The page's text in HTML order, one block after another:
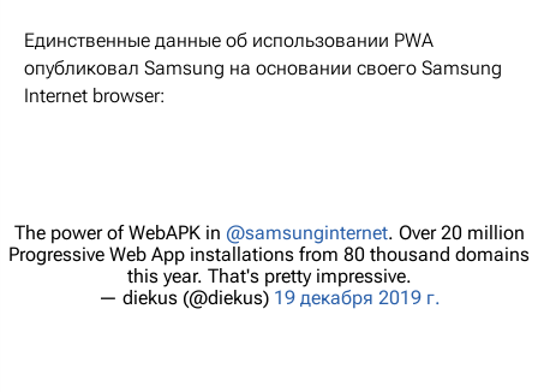
Единственные данные об использовании PWA
опубликовал Samsung на основании своего Samsung
Internet browser:
The power of WebAPK in @samsunginternet. Over 20 million
Progressive Web App installations from 80 thousand domains
this year. That's pretty impressive.
— diekus (@diekus) 19 декабря 2019 г.